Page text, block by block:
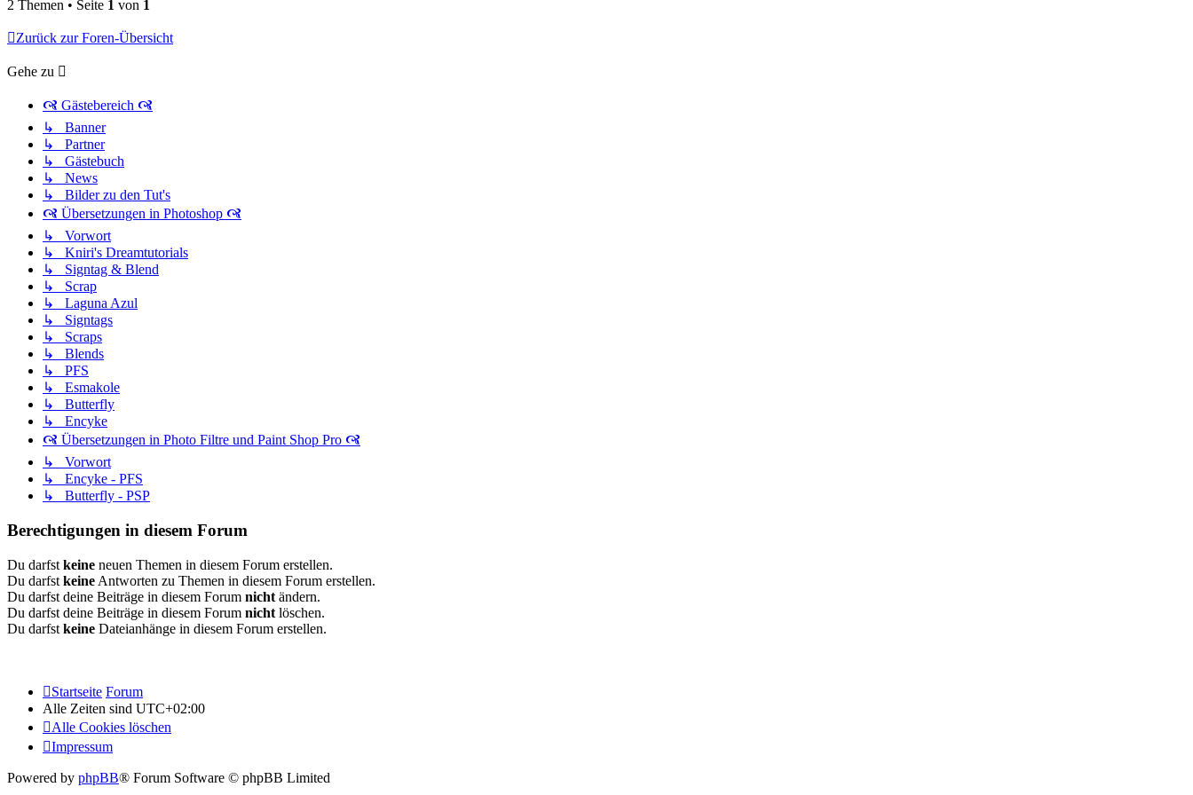
2 Themen • Seite 1 von 1
Zurück zur Foren-Übersicht
Gehe zu
🙧 Gästebereich 🙧
↳ Banner
↳ Partner
↳ Gästebuch
↳ News
↳ Bilder zu den Tut's
🙧 Übersetzungen in Photoshop 🙧
↳ Vorwort
↳ Kniri's Dreamtutorials
↳ Signtag & Blend
↳ Scrap
↳ Laguna Azul
↳ Signtags
↳ Scraps
↳ Blends
↳ PFS
↳ Esmakole
↳ Butterfly
↳ Encyke
🙧 Übersetzungen in Photo Filtre und Paint Shop Pro 🙧
↳ Vorwort
↳ Encyke - PFS
↳ Butterfly - PSP
Berechtigungen in diesem Forum
Du darfst keine neuen Themen in diesem Forum erstellen.
Du darfst keine Antworten zu Themen in diesem Forum erstellen.
Du darfst deine Beiträge in diesem Forum nicht ändern.
Du darfst deine Beiträge in diesem Forum nicht löschen.
Du darfst keine Dateianhänge in diesem Forum erstellen.
Startseite Forum
Alle Zeiten sind UTC+02:00
Alle Cookies löschen
Impressum
Powered by phpBB® Forum Software © phpBB Limited